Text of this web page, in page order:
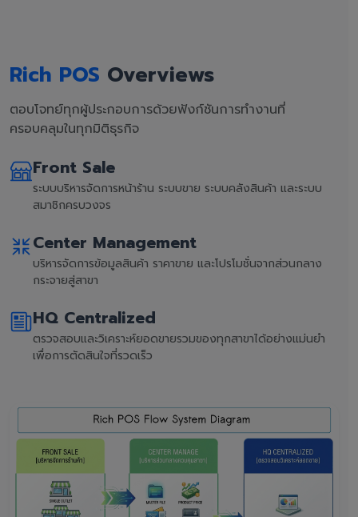
Rich POS Overviews
ตอบโจทย์ทุกผู้ประกอบการด้วยฟังก์ชันการทำงานที่
ครอบคลุมในทุกมิติธุรกิจ
Front Sale
ระบบบริหารจัดการหน้าร้าน ระบบขาย ระบบคลังสินค้า และระบบ
สมาชิกครบวงจร
Center Management
บริหารจัดการข้อมูลสินค้า ราคาขาย และโปรโมชั่นจากส่วนกลาง
กระจายสู่สาขา
HQ Centralized
ตรวจสอบและวิเคราะห์ยอดขายรวมของทุกสาขาได้อย่างแม่นยำ
เพื่อการตัดสินใจที่รวดเร็ว